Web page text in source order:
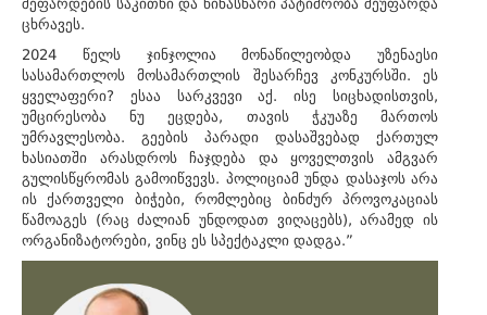
შეფარდების საკითხი და წინასწარი პატიმრობა შეუფარდა
ცხრავეს.
2024 წელს ჯინჯოლია მონაწილეობდა უზენაესი
სასამართლოს მოსამართლის შესარჩევ კონკურსში. ეს
ყველაფერი? ესაა სარკვევი აქ. ისე სიცხადისთვის,
უმცირესობა ნუ ეცდება, თავის ჭკუაზე მართოს
უმრავლესობა. გეების პარადი დასაშვებად ქართულ
ხასიათში არასდროს ჩაჯდება და ყოველთვის ამგვარ
გულისწყრომას გამოიწვევს. პოლიციამ უნდა დასაჯოს არა
ის ქართველი ბიჭები, რომლებიც ბინძურ პროვოკაციას
წამოაგეს (რაც ძალიან უნდოდათ ვიღაცებს), არამედ ის
ორგანიზატორები, ვინც ეს სპექტაკლი დადგა.”